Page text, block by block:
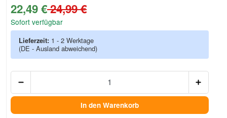
22,49 €24,99 €
Sofort verfügbar
Lieferzeit: 1 - 2 Werktage
(DE - Ausland abweichend)
In den Warenkorb